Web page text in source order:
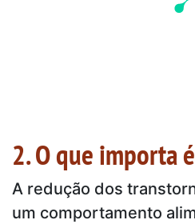
2. O que importa
A redução dos
um comportamento